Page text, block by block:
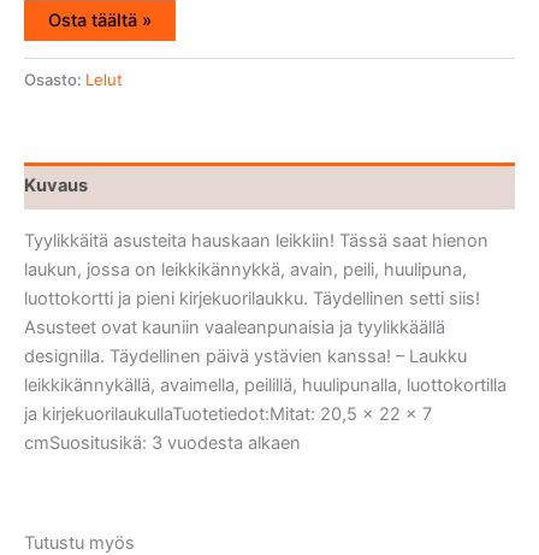
Osta täältä »
Osasto: Lelut
Kuvaus
Tyylikkäitä asusteita hauskaan leikkiin! Tässä saat hienon
laukun, jossa on leikkikännykkä, avain, peili, huulipuna,
luottokortti ja pieni kirjekuorilaukku. Täydellinen setti siis!
Asusteet ovat kauniin vaaleanpunaisia ja tyylikkäällä
designilla. Täydellinen päivä ystävien kanssa! – Laukku
leikkikännykällä, avaimella, peilillä, huulipunalla, luottokortilla
ja kirjekuorilaukullaTuotetiedot:Mitat: 20,5 x 22 x 7
cmSuositusikä: 3 vuodesta alkaen
Tutustu myös